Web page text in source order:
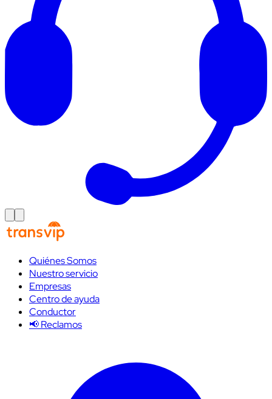
Quiénes Somos
Nuestro servicio
Empresas
Centro de ayuda
Conductor
📢 Reclamos